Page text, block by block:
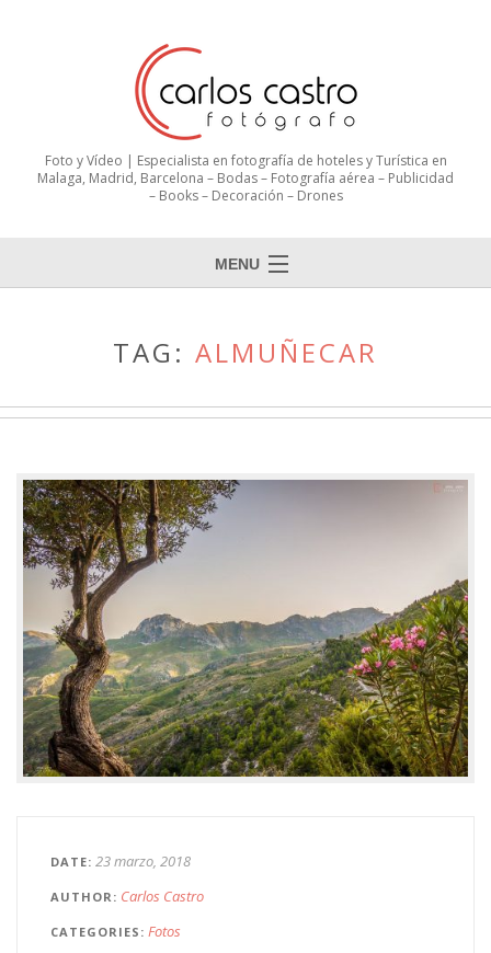
Foto y Vídeo | Especialista en fotografía de hoteles y Turística en
Malaga, Madrid, Barcelona – Bodas – Fotografía aérea – Publicidad
– Books – Decoración – Drones
MENU
TAG: ALMUÑECAR
DATE 23 marzo, 2018
AUTHOR Carlos Castro
CATEGORIES Fotos